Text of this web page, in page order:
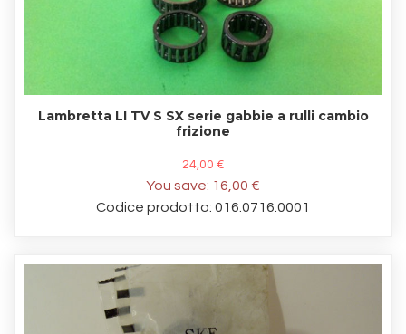
Lambretta LI TV S SX serie gabbie a rulli cambio
frizione
24,00 €
You save: 16,00 €
Codice prodotto: 016.0716.0001